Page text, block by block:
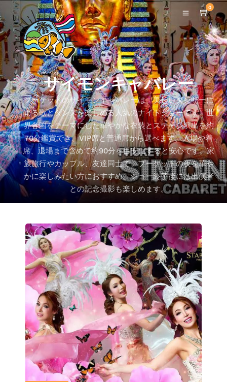
0
サイモンキャバレー
プーケットのサイモンキャバレーは、美しいダンサーに
よる歌とダンスを楽しめる人気のナイトショーです。世
界各国をテーマにした華やかな衣装とステージ演出を約
70分鑑賞でき、VIP席と普通席から選べます。入場や着
席、退場まで含めて約90分を目安にすると安心です。家
族旅行やカップル、友達同士で、プーケットの夜を華や
かに楽しみたい方におすすめ。ショー終了後には出演者
との記念撮影も楽しめます。